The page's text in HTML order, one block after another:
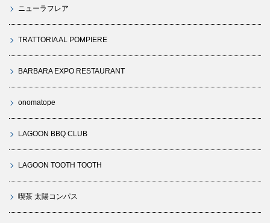
ニューラフレア
TRATTORIA AL POMPIERE
BARBARA EXPO RESTAURANT
onomatope
LAGOON BBQ CLUB
LAGOON TOOTH TOOTH
喫茶 太陽コンパス